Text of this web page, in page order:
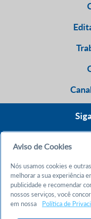
Aviso de Cookies
Nós usamos cookies e
melhorar a sua experiência
publicidade e recomendar
nossos serviços, você
em nossa
Política de